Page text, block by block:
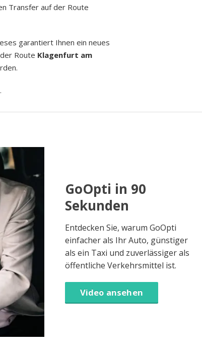
Transfer auf der Route
garantiert Ihnen ein neues
Route Klagenfurt am
GoOpti in 90
Sekunden
Entdecken Sie, warum GoOpti
einfacher als Ihr Auto, günstiger
als ein Taxi und zuverlässiger als
öffentliche Verkehrsmittel ist.
Video ansehen